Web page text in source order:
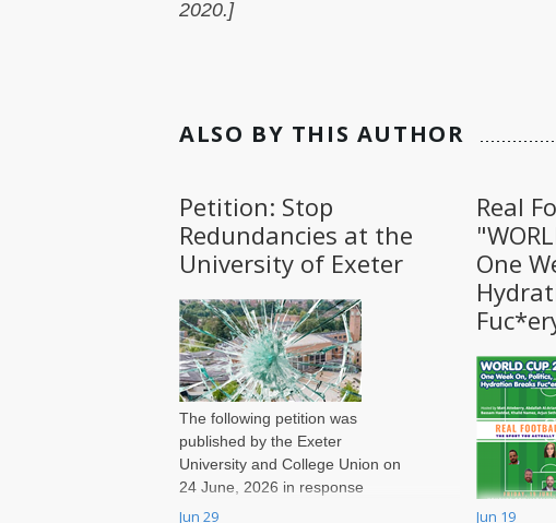
2020.]
ALSO BY THIS AUTHOR
Petition: Stop
Redundancies at the
University of Exeter
The following petition was
published by the Exeter
University and College Union on
24 June, 2026 in response
to massive job cuts at the
Jun 29
Real
One
We will be
Jun 19